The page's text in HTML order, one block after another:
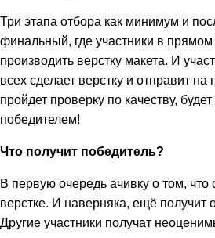
Три этапа отбора как минимум и
финальный, где участники в
производить верстку макета. И
всех сделает верстку и отправит на
пройдет проверку по качеству,
победителем!
Что получит победитель?
В первую очередь ачивку о том, что
верстке. И наверняка, ещё получит
Другие участники получат